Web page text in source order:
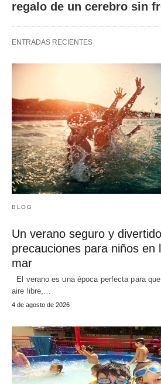
regalo de un cerebro sin
ENTRADAS RECIENTES
BLOG
Un verano seguro y
precauciones para niños en
mar
El verano es una época perfecta para
aire libre,…
4 de agosto de 2026